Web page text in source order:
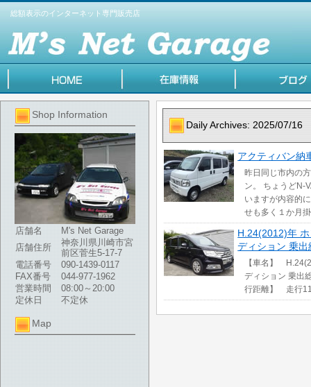
総額表示のインターネット専門販売店
Shop Information
店舗名
M's Net Garage
店舗住所
神奈川県川崎市宮
前区菅生5-17-7
電話番号
090-1439-0117
FAX番号
044-977-1962
営業時間
08:00～20:00
定休日
不定休
Map
Daily Archives: 2025/07/16
アクティバン納
昨日同じ市内の
ン。 ちょうどN-
いますが内容的
せも多く１か月
H.24(2012)年
ディション 乗
【車名】
ディション 乗出
行距離】 走行